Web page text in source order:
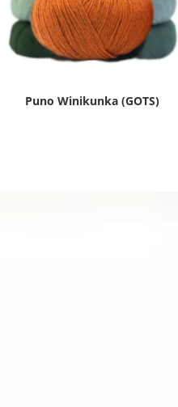
Puno Winikunka (GOTS)